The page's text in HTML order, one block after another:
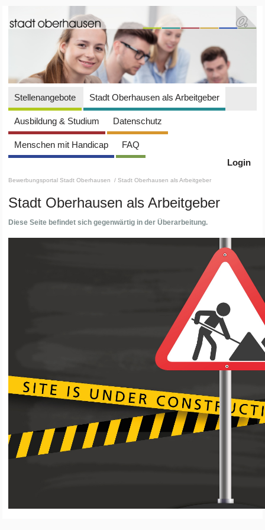
Stellenangebote Stadt Oberhausen als Arbeitgeber
Ausbildung & Studium Datenschutz
Menschen mit Handicap
FAQ
Login
Bewerbungsportal Stadt Oberhausen / Stadt Oberhausen als Arbeitgeber
Stadt Oberhausen als Arbeitgeber
Diese Seite befindet sich gegenwärtig in der Überarbeitung.